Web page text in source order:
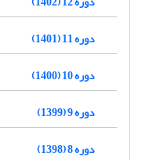
دوره 11 (1401)
دوره 10 (1400)
دوره 9 (1399)
دوره 8 (1398)